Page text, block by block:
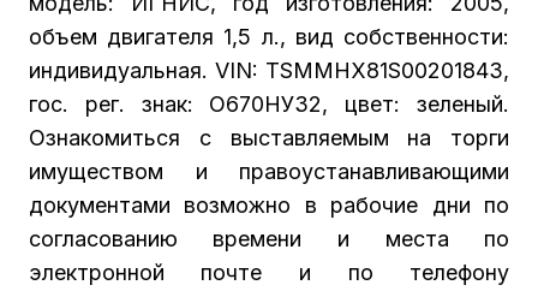
объем двигателя 1,5 л., вид собственности:
индивидуальная. VIN: TSMMHX81S00201843,
гос. рег. знак: О670НУ32, цвет: зеленый.
Ознакомиться с выставляемым на торги
имуществом и правоустанавливающими
документами возможно в рабочие дни по
согласованию времени и места по
электронной почте и по телефону